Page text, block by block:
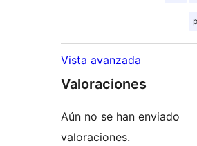
Vista avanzada
Valoraciones
Aún no se han enviado
valoraciones.